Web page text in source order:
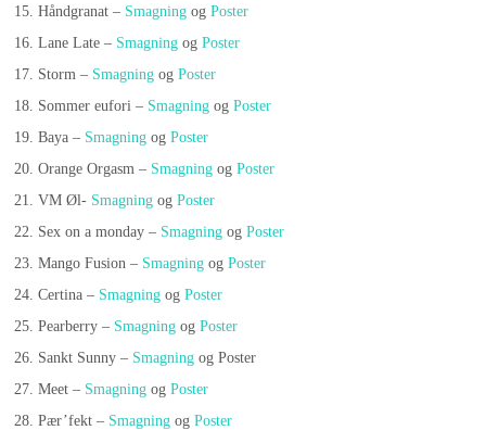
Håndgranat – Smagning ogPoster
Lane Late – Smagning ogPoster
Storm – Smagning ogPoster
Sommer eufori – Smagning ogPoster
Baya – Smagning ogPoster
Orange Orgasm – Smagning ogPoster
VM Øl- Smagning ogPoster
Sex on a monday – Smagning ogPoster
Mango Fusion – Smagning ogPoster
Certina – Smagning ogPoster
Pearberry – Smagning ogPoster
Sankt Sunny – Smagning og Poster
Meet – Smagning ogPoster
Pær’fekt – Smagning ogPoster